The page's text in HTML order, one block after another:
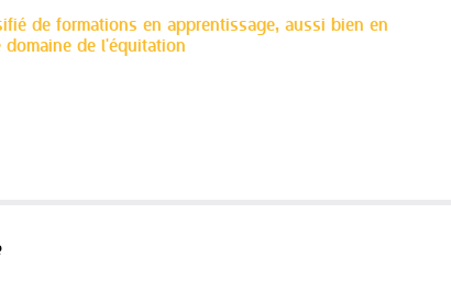
de formations en apprentissage, aussi bien en
de l'équitation